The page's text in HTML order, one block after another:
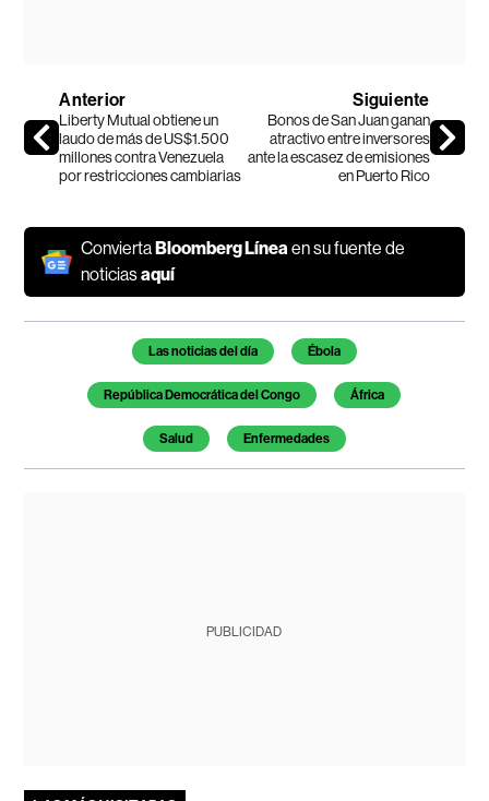
Anterior
Liberty Mutual obtiene un
laudo de más de US$1.500
millones contra Venezuela
por restricciones cambiarias
Siguiente
Bonos de San Juan ganan
atractivo entre inversores
ante la escasez de emisiones
en Puerto Rico
ConviertaBloomberg Líneaen su fuente de
noticiasaquí
Temas de este artículo
Las noticias del día Ébola
República Democrática del Congo África
Salud Enfermedades
PUBLICIDAD